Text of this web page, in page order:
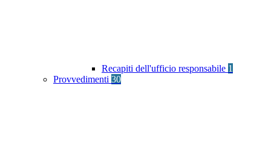
Recapiti dell'ufficio responsabile 1
Provvedimenti 30